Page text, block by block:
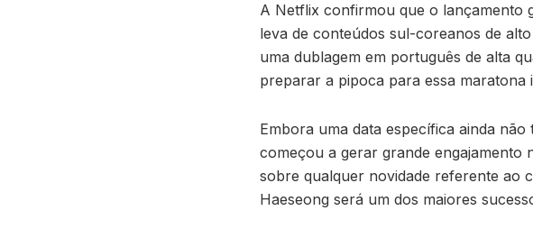
A Netflix confirmou que o lançamento
leva de conteúdos sul-coreanos de
uma dublagem em português de alta
preparar a pipoca para essa maratona
Embora uma data específica ainda
começou a gerar grande engajamento
sobre qualquer novidade referente ao
Haeseong será um dos maiores